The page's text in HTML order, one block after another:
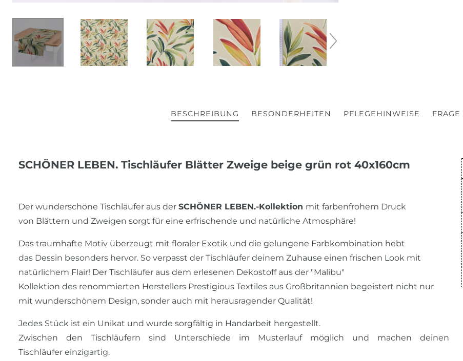
BESCHREIBUNG BESONDERHEITEN PFLEGEHINWEISE
SCHÖNER LEBEN. Tischläufer Blätter Zweige beige grün rot 40x160cm
Der wunderschöne Tischläufer aus der SCHÖNER LEBEN.-Kollektion mit farbenfrohem Druck
von Blättern und Zweigen sorgt für eine erfrischende und natürliche Atmosphäre!
Das traumhafte Motiv überzeugt mit floraler Exotik und die gelungene Farbkombination hebt
das Dessin besonders hervor. So verpasst der Tischläufer deinem Zuhause einen frischen Look mit
natürlichem Flair! Der Tischläufer aus dem erlesenen Dekostoff aus der "Malibu"
Kollektion des renommierten Herstellers Prestigious Textiles aus Großbritannien begeistert nicht nur
mit wunderschönem Design, sonder auch mit herausragender Qualität!
Jedes Stück ist ein Unikat und wurde sorgfältig in Handarbeit hergestellt.
Zwischen den Tischläufern sind Unterschiede im Musterlauf möglich und machen deinen
Tischläufer einzigartig.